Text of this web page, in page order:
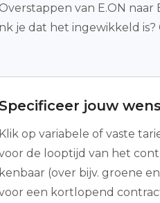
van E.ON
je dat het ingewikkeld is?
Specificeer jouw
Klik op variabele of vaste
de looptijd van het
kenbaar (over bijv. groene
een kortlopend